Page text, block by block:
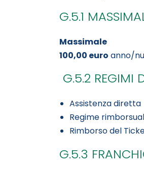
G.5.1
Massimale
100,00 euro anno/
G.5.2 REGIMI
Assistenza diretta
Regime
Rimborso del
G.5.3